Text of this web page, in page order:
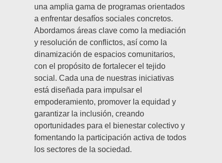
una amplia gama de programas orientados
a enfrentar desafíos sociales concretos.
Abordamos áreas clave como la mediación
y resolución de conflictos, así como la
dinamización de espacios comunitarios,
con el propósito de fortalecer el tejido
social. Cada una de nuestras iniciativas
está diseñada para impulsar el
empoderamiento, promover la equidad y
garantizar la inclusión, creando
oportunidades para el bienestar colectivo y
fomentando la participación activa de todos
los sectores de la sociedad.